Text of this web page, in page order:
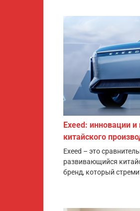
Exeed: инновации и
китайского
Exeed – это
развивающийся
бренд, который